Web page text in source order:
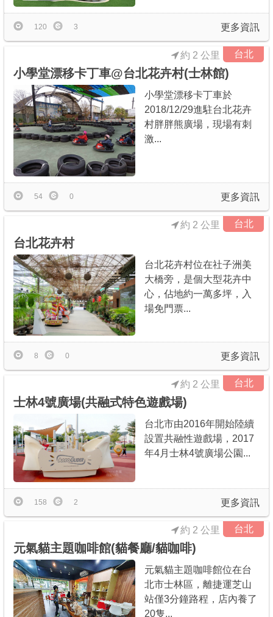
更多資訊
120 3
台北
小學堂漂移卡丁車@台北花卉村(士林館)
約 2 公里
小學堂漂移卡丁車於
2018/12/29進駐台北花卉
村胖胖熊廣場，現場有刺
激...
更多資訊
54 0
台北
台北花卉村
約 2 公里
台北花卉村位在社子洲美
大橋旁，是個大型花卉中
心，佔地約一萬多坪，入
場免門票...
更多資訊
8 0
台北
士林4號廣場(共融式特色遊戲場)
約 2 公里
台北市由2016年開始陸續
設置共融性遊戲場，2017
年4月士林4號廣場公園...
更多資訊
158 2
台北
元氣貓主題咖啡館(貓餐廳/貓咖啡)
約 2 公里
元氣貓主題咖啡館位在台
北市士林區，離捷運芝山
站僅3分鐘路程，店內養了
20隻...